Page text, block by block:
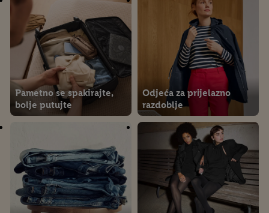
Pametno se spakirajte,
bolje putujte
Odjeća za prijelazno
razdoblje